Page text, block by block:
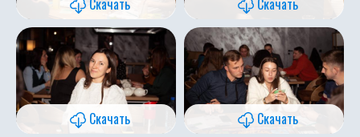
Скачать Скачать
Скачать Скачать